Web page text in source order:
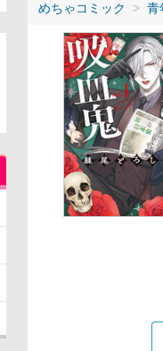
めちゃコミック 青